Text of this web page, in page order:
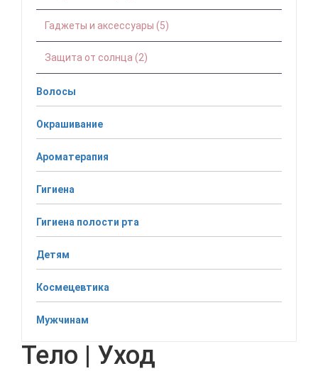
Гаджеты и аксессуары (5)
Защита от солнца (2)
Волосы
Окрашивание
Ароматерапия
Гигиена
Гигиена полости рта
Детям
Космецевтика
Мужчинам
Тело | Уход